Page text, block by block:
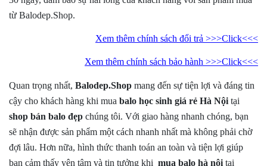
từ Balodep.Shop.
Xem thêm chính sách đổi trả >>>Click<<<
Xem thêm chính sách bảo hành >>>Click<<<
Quan trọng nhất, Balodep.Shop mang đến sự tiện lợi và đáng tin
cậy cho khách hàng khi mua balo học sinh giá rẻ Hà Nội tại
shop bán balo đẹp chúng tôi. Với giao hàng nhanh chóng, bạn
sẽ nhận được sản phẩm một cách nhanh nhất mà không phải chờ
đợi lâu. Hơn nữa, hình thức thanh toán an toàn và tiện lợi giúp
bạn cảm thấy yên tâm và tin tưởng khi mua balo hà nội tại